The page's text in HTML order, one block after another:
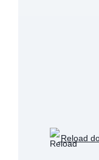
Reload